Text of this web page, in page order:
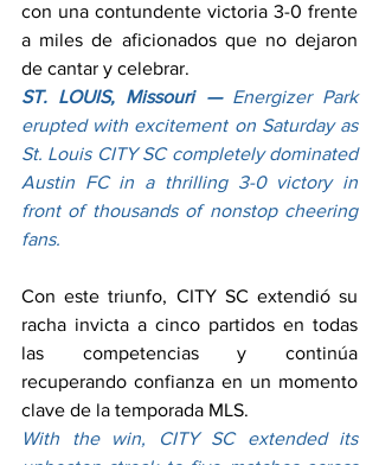
con una contundente victoria 3-0 frente
a miles de aficionados que no dejaron
de cantar y celebrar.
ST. LOUIS, Missouri — Energizer Park
erupted with excitement on Saturday as
St. Louis CITY SC completely dominated
Austin FC in a thrilling 3-0 victory in
front of thousands of nonstop cheering
fans.
Con este triunfo, CITY SC extendió su
racha invicta a cinco partidos en todas
las competencias y continúa
recuperando confianza en un momento
clave de la temporada MLS.
With the win, CITY SC extended its